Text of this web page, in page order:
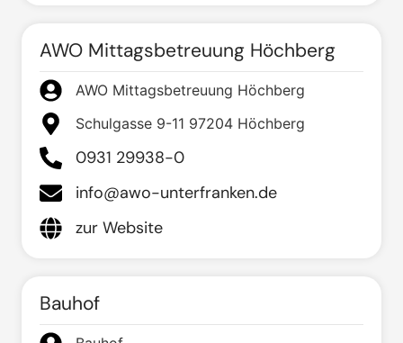
AWO Mittagsbetreuung Höchberg
AWO Mittagsbetreuung Höchberg
Schulgasse 9-11 97204 Höchberg
0931 29938-0
info@awo-unterfranken.de
zur Website
Bauhof